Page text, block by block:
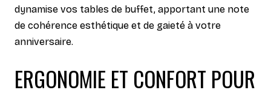
dynamise vos tables de buffet, apportant une note
de cohérence esthétique et de gaieté à votre
anniversaire.
ERGONOMIE ET CONFORT POUR